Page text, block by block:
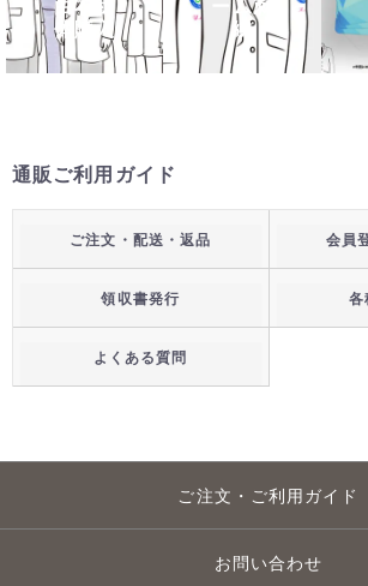
体購入
繍
通販ご利用ガイド
ご注文・配送・返品 会員
領収書発行
よくある質問
ご注文・ご利用ガイド
お問い合わせ